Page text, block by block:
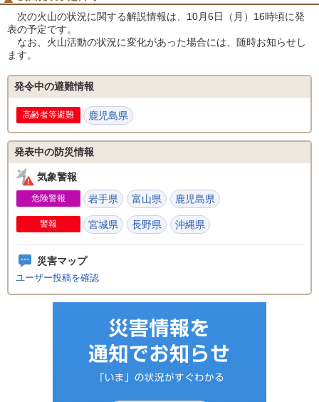
次の火山の状況に関する解説情報は、10月6日（月）16時頃に発
表の予定です。
なお、火山活動の状況に変化があった場合には、随時お知らせし
ます。
発令中の避難情報
高齢者等避難 鹿児島県
発表中の防災情報
気象警報
危険警報 岩手県 富山県 鹿児島県
警報 宮城県 長野県 沖縄県
災害マップ
ユーザー投稿を確認